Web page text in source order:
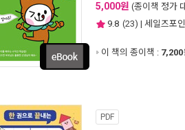
5,000원 (종이책 정가
9.8 (23) | 세일즈포
이 책의 종이책 : 7,200
PDF